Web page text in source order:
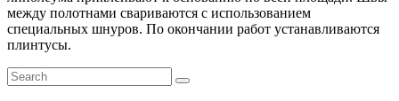
между полотнами свариваются с использованием
специальных шнуров. По окончании работ устанавливаются
плинтусы.